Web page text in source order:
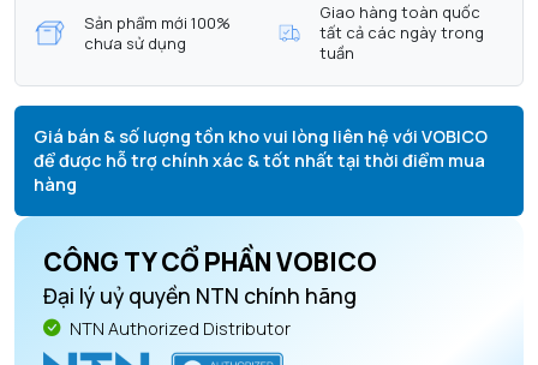
Sản phẩm mới 100%
chưa sử dụng
Giao hàng toàn quốc
tất cả các ngày trong
tuần
Giá bán & số lượng tồn kho vui lòng liên hệ với VOBICO
để được hỗ trợ chính xác & tốt nhất tại thời điểm mua
hàng
CÔNG TY CỔ PHẦN VOBICO
Đại lý uỷ quyền NTN chính hãng
NTN Authorized Distributor